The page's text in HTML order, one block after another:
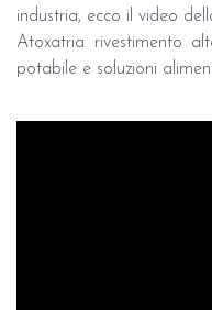
industria, ecco il video
Atoxatria rivestimento
potabile e soluzioni